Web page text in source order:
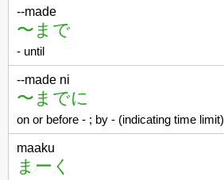
--made
〜まで
- until
--made ni
〜までに
on or before - ; by - (indicating time limit)
maaku
まーく